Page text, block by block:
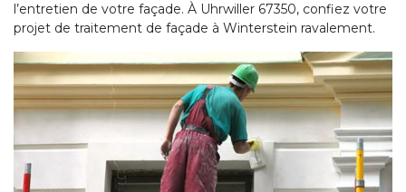
l’entretien de votre façade. À Uhrwiller 67350, confiez votre
projet de traitement de façade à Winterstein ravalement.